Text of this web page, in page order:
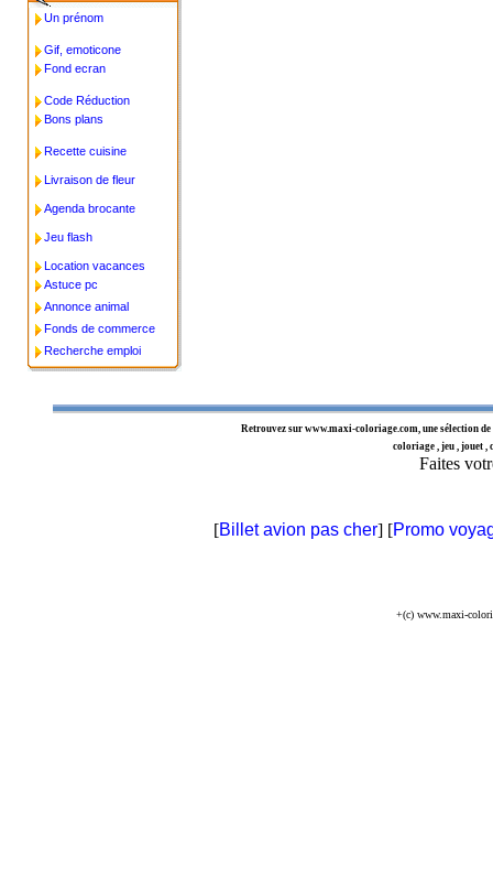
Un prénom
Gif, emoticone
Fond ecran
Code Réduction
Bons plans
Recette cuisine
Livraison de fleur
Agenda brocante
Jeu flash
Location vacances
Astuce pc
Annonce animal
Fonds de commerce
Recherche emploi
Retrouvez sur www.maxi-coloriage.com, une sélection de
coloriage , jeu , jouet ,
Faites
[Billet avion pas cher] [Promo
+(c) www.maxi-